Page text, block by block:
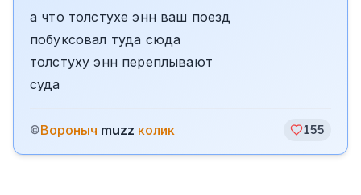
а что толстухе энн ваш поезд
побуксовал туда сюда
толстуху энн переплывают
суда
©Вороныч muzz колик 155